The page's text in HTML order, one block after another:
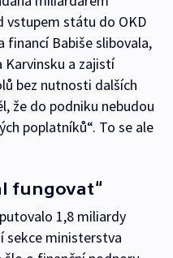
vstupem státu do OKD
Babiše slibovala,
a zajistí
bez nutnosti dalších
že do podniku nebudou
poplatníků“. To se ale
fungovat“
1,8 miliardy
sekce ministerstva